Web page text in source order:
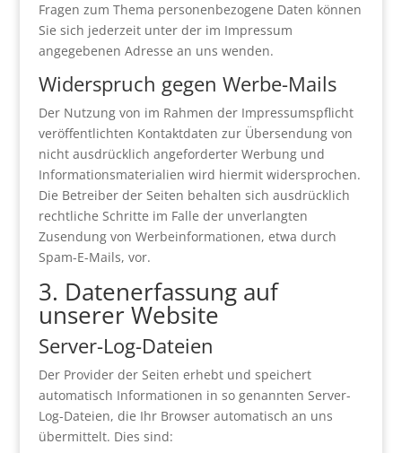
Fragen zum Thema personenbezogene Daten können
Sie sich jederzeit unter der im Impressum
angegebenen Adresse an uns wenden.
Widerspruch gegen Werbe-Mails
Der Nutzung von im Rahmen der Impressumspflicht
veröffentlichten Kontaktdaten zur Übersendung von
nicht ausdrücklich angeforderter Werbung und
Informationsmaterialien wird hiermit widersprochen.
Die Betreiber der Seiten behalten sich ausdrücklich
rechtliche Schritte im Falle der unverlangten
Zusendung von Werbeinformationen, etwa durch
Spam-E-Mails, vor.
3. Datenerfassung auf
unserer Website
Server-Log-Dateien
Der Provider der Seiten erhebt und speichert
automatisch Informationen in so genannten Server-
Log-Dateien, die Ihr Browser automatisch an uns
übermittelt. Dies sind: